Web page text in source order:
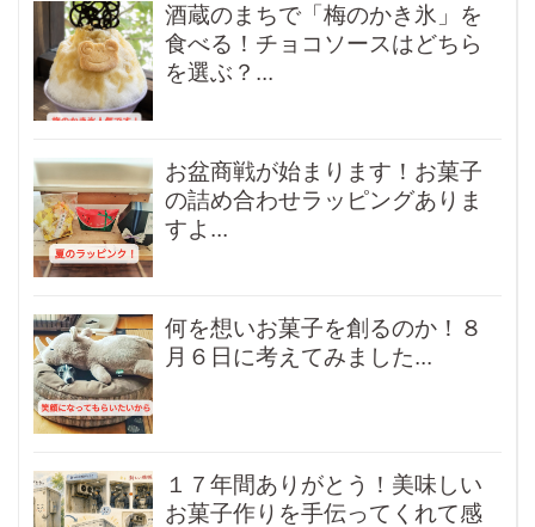
酒蔵のまちで「梅のかき氷」を
食べる！チョコソースはどちら
を選ぶ？...
お盆商戦が始まります！お菓子
の詰め合わせラッピングありま
すよ...
何を想いお菓子を創るのか！８
月６日に考えてみました...
１７年間ありがとう！美味しい
お菓子作りを手伝ってくれて感